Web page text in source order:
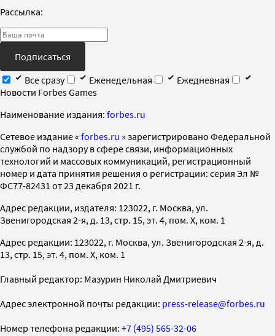
Рассылка:
Подписаться
Все сразу
Еженедельная
Ежедневная
Новости Forbes Games
Наименование издания: forbes.ru
Cетевое издание « forbes.ru » зарегистрировано Федеральной
службой по надзору в сфере связи, информационных
технологий и массовых коммуникаций, регистрационный
номер и дата принятия решения о регистрации: серия Эл №
ФС77-82431 от 23 декабря 2021 г.
Адрес редакции, издателя: 123022, г. Москва, ул.
Звенигородская 2-я, д. 13, стр. 15, эт. 4, пом. X, ком. 1
Адрес редакции: 123022, г. Москва, ул. Звенигородская 2-я, д.
13, стр. 15, эт. 4, пом. X, ком. 1
Главный редактор: Мазурин Николай Дмитриевич
Адрес электронной почты редакции: press-release@forbes.ru
Номер телефона редакции: +7 (495) 565-32-06